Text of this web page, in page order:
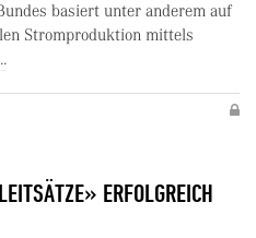
basiert unter anderem auf
Stromproduktion mittels
ERFOLGREICH